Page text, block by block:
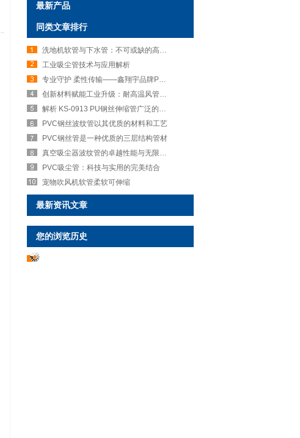
最新产品
同类文章排行
洗地机软管与下水管：不可或缺的高效清洁伙伴
工业吸尘管技术与应用解析
专业守护 柔性传输——鑫翔宇品牌PVC钢丝波纹管
创新材料赋能工业升级：耐高温风管的性能优势与多元应用
解析 KS-0913 PU钢丝伸缩管广泛的应用场景
PVC钢丝波纹管以其优质的材料和工艺
PVC钢丝管是一种优质的三层结构管材
真空吸尘器波纹管的卓越性能与无限可能
PVC吸尘管：科技与实用的完美结合
宠物吹风机软管柔软可伸缩
最新资讯文章
您的浏览历史